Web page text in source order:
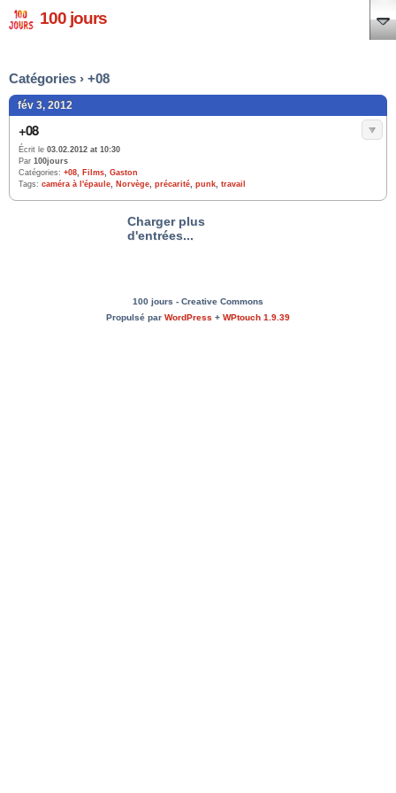
100 jours
Catégories › +08
fév 3, 2012
+08
Écrit le 03.02.2012 at 10:30
Par 100jours
Catégories: +08, Films, Gaston
Tags: caméra à l'épaule, Norvège, précarité, punk, travail
Charger plus
d'entrées...
100 jours - Creative Commons
Propulsé par WordPress + WPtouch 1.9.39